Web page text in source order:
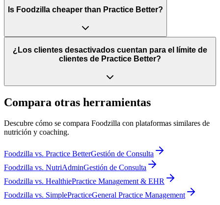
Is Foodzilla cheaper than Practice Better?
¿Los clientes desactivados cuentan para el límite de
clientes de Practice Better?
Compara otras herramientas
Descubre cómo se compara Foodzilla con plataformas similares de
nutrición y coaching.
Foodzilla vs. Practice BetterGestión de Consulta
Foodzilla vs. NutriAdminGestión de Consulta
Foodzilla vs. HealthiePractice Management & EHR
Foodzilla vs. SimplePracticeGeneral Practice Management